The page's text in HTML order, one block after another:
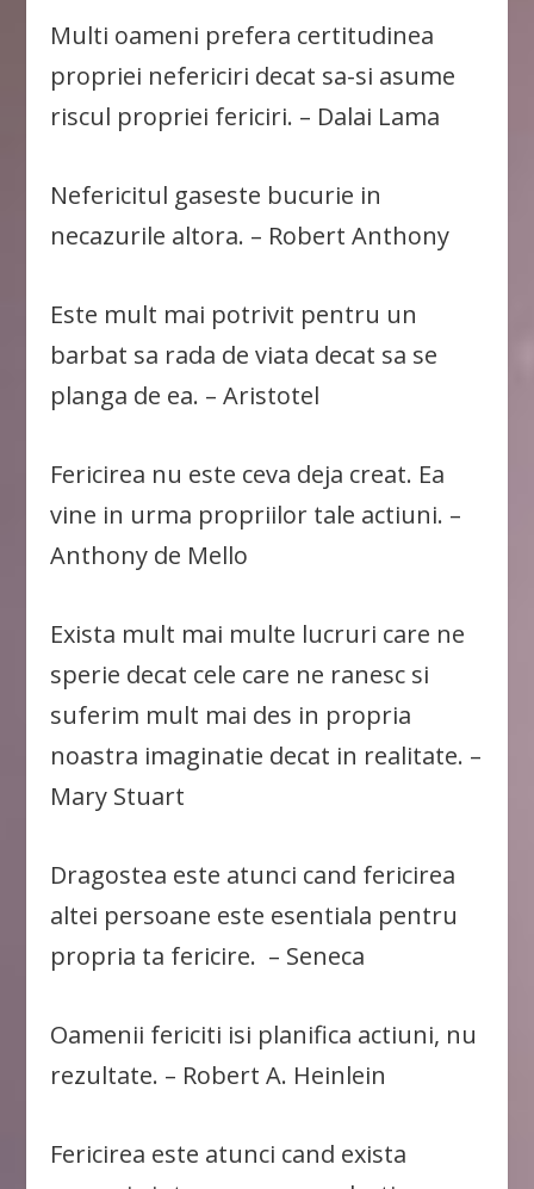
Multi oameni prefera certitudinea
propriei nefericiri decat sa-si asume
riscul propriei fericiri. – Dalai Lama
Nefericitul gaseste bucurie in
necazurile altora. – Robert Anthony
Este mult mai potrivit pentru un
barbat sa rada de viata decat sa se
planga de ea. – Aristotel
Fericirea nu este ceva deja creat. Ea
vine in urma propriilor tale actiuni. –
Anthony de Mello
Exista mult mai multe lucruri care ne
sperie decat cele care ne ranesc si
suferim mult mai des in propria
noastra imaginatie decat in realitate. –
Mary Stuart
Dragostea este atunci cand fericirea
altei persoane este esentiala pentru
propria ta fericire. – Seneca
Oamenii fericiti isi planifica actiuni, nu
rezultate. – Robert A. Heinlein
Fericirea este atunci cand exista